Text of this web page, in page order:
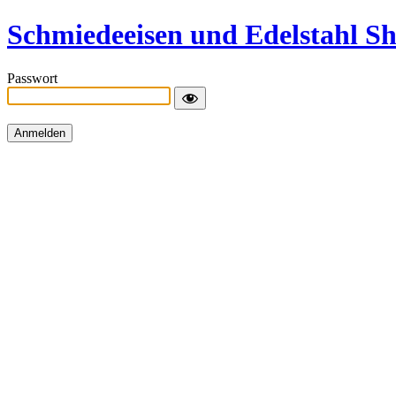
Schmiedeeisen und Edelstahl
Passwort